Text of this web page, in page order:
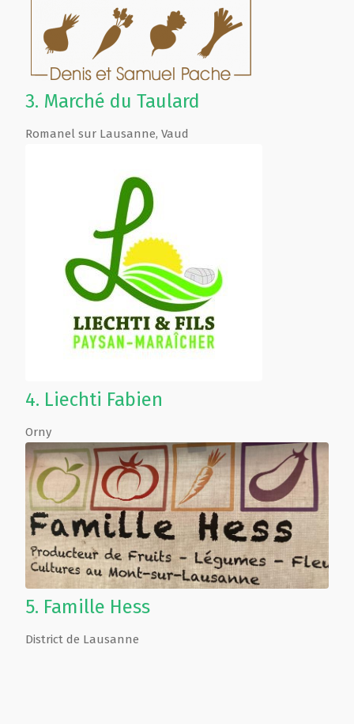
3. Marché du Taulard
Romanel sur Lausanne, Vaud
4. Liechti Fabien
Orny
5. Famille Hess
District de Lausanne